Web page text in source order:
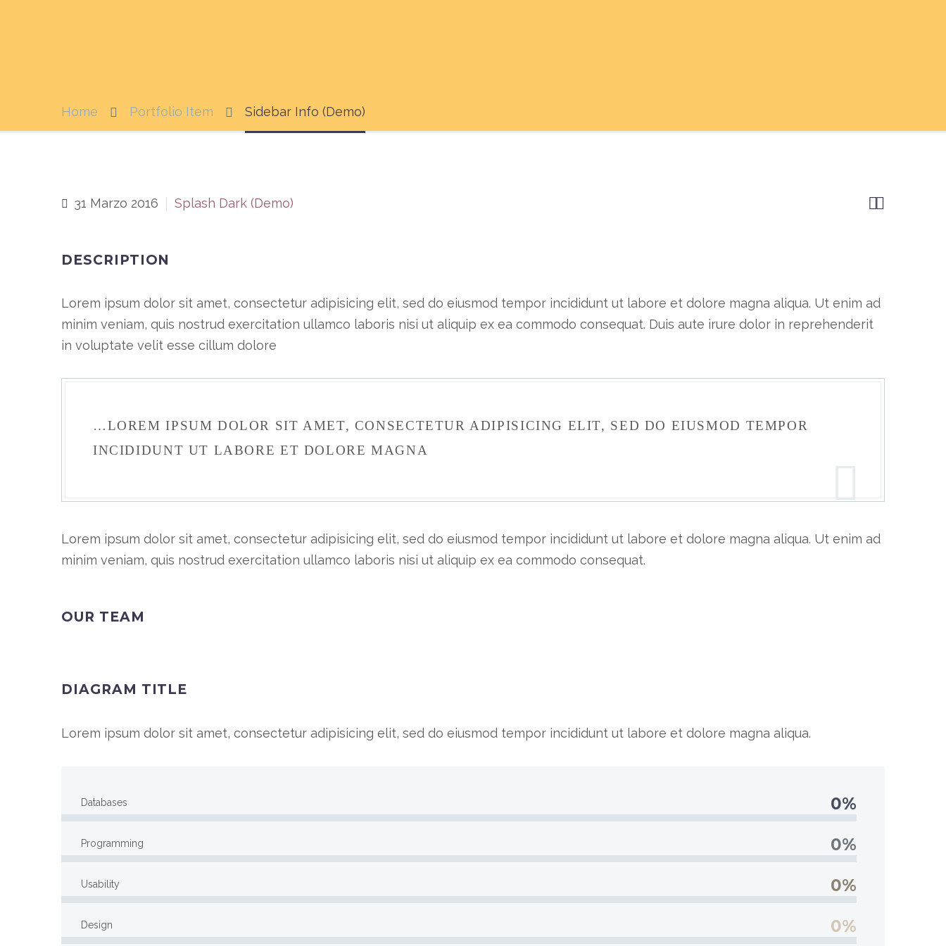
Home Portfolio Item Sidebar Info (Demo)

31 Marzo 2016 Splash Dark (Demo)
DESCRIPTION
Lorem ipsum dolor sit amet, consectetur adipisicing elit, sed do eiusmod tempor incididunt ut labore et dolore magna aliqua. Ut enim ad
minim veniam, quis nostrud exercitation ullamco laboris nisi ut aliquip ex ea commodo consequat. Duis aute irure dolor in reprehenderit
in voluptate velit esse cillum dolore
…LOREM IPSUM DOLOR SIT AMET, CONSECTETUR ADIPISICING ELIT, SED DO EIUSMOD TEMPOR
INCIDIDUNT UT LABORE ET DOLORE MAGNA
Lorem ipsum dolor sit amet, consectetur adipisicing elit, sed do eiusmod tempor incididunt ut labore et dolore magna aliqua. Ut enim ad
minim veniam, quis nostrud exercitation ullamco laboris nisi ut aliquip ex ea commodo consequat.
OUR TEAM
DIAGRAM TITLE
Lorem ipsum dolor sit amet, consectetur adipisicing elit, sed do eiusmod tempor incididunt ut labore et dolore magna aliqua.
Databases 0%
Programming 0%
Usability 0%
Design 0%